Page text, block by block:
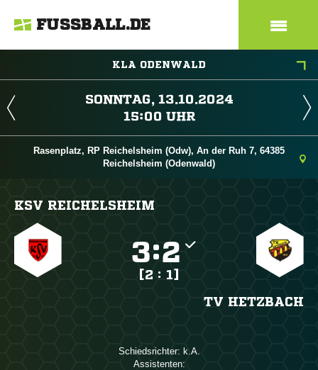
FUSSBALL.DE
KLA ODENWALD
 
 
Rasenplatz, RP Reichelsheim (Odw), An der Ruh 7, 64385
Reichelsheim (Odenwald)
KSV REICHELSHEIM
:
[2 : 1]
TV HETZBACH
Schiedsrichter: 
Assistenten: